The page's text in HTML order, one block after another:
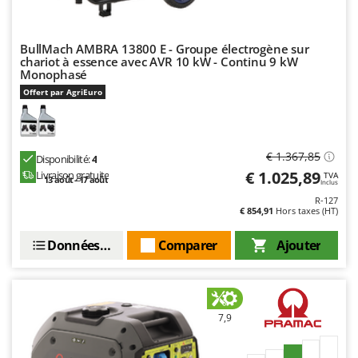
Seven Italy
Silky
Simatech
Sirman
Skil
Smartwood
Smeg
Spice Electronics
Spyro
Stanley
BullMach AMBRA 13800 E - Groupe électrogène sur
chariot à essence avec AVR 10 kW - Continu 9 kW
Monophasé
Offert par AgriEuro
Disponibilité:4
Livraison gratuite
13 août - 17 août
€ 1.367,85
€ 1.025,89 TVA
Inclus
R-127
€ 854,91 Hors taxes (HT)
Ajouter
Comparer
Données techniques
7,9